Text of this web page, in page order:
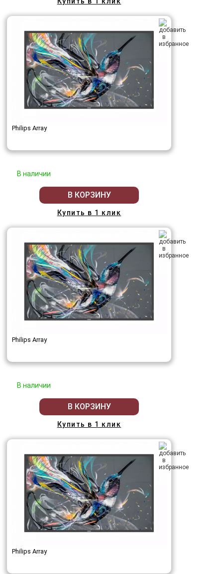
Philips Array
В наличии
В КОРЗИНУ
Купить в 1 клик
Philips Array
В наличии
В КОРЗИНУ
Купить в 1 клик
Philips Array